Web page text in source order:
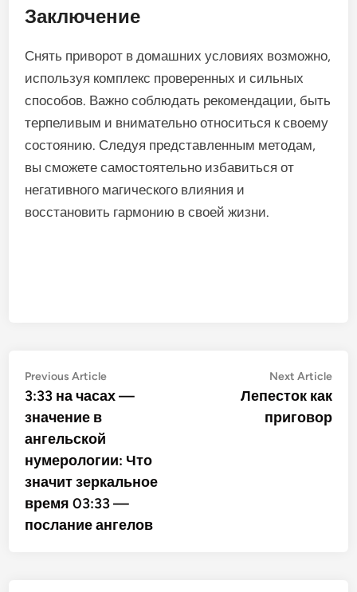
Заключение
Снять приворот в домашних условиях возможно,
используя комплекс проверенных и сильных
способов. Важно соблюдать рекомендации, быть
терпеливым и внимательно относиться к своему
состоянию. Следуя представленным методам,
вы сможете самостоятельно избавиться от
негативного магического влияния и
восстановить гармонию в своей жизни.
Post
navigation
Previous ArticlePrevious
article:
3:33 на часах —
значение в
ангельской
нумерологии: Что
значит зеркальное
время 03:33 —
послание ангелов
Next Article
Лепесток как
приговор